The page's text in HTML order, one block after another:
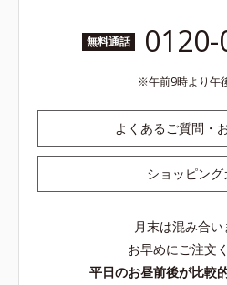
無料通話
午前9時より午
よくあるご質問・
ショッピング
月末は混み合
お早めにご注文
平日のお昼前後が比較